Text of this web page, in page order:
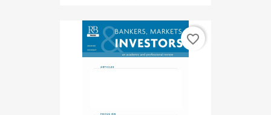
favorite_border